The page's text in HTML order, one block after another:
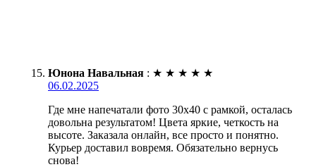
Юнона Навальная : ★ ★ ★ ★ ★
06.02.2025
Где мне напечатали фото 30х40 с рамкой, осталась
довольна результатом! Цвета яркие, четкость на
высоте. Заказала онлайн, все просто и понятно.
Курьер доставил вовремя. Обязательно вернусь
снова!